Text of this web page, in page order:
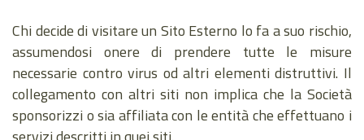
Chi decide di visitare un Sito Esterno lo fa a suo rischio,
assumendosi onere di prendere tutte le misure
necessarie contro virus od altri elementi distruttivi. Il
collegamento con altri siti non implica che la Società
sponsorizzi o sia affiliata con le entità che effettuano i